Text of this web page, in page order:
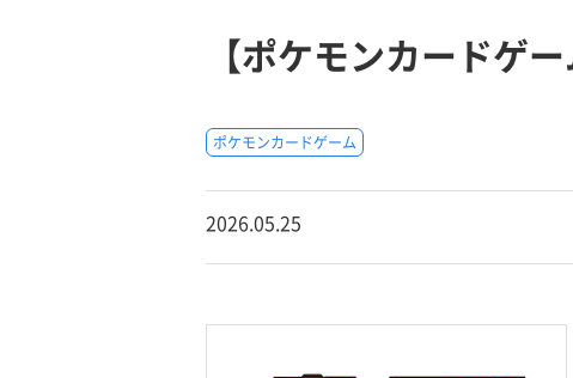
【ポケモンカードゲ
ポケモンカードゲーム
2026.05.25